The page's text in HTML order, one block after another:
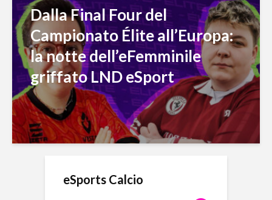
Dalla Final Four del
Campionato Élite all’Europa:
la notte dell’eFemminile
griffato LND eSport
eSports Calcio